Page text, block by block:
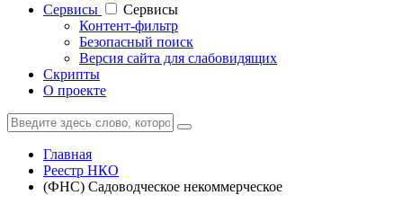
Cервисы
Cервисы
Контент-фильтр
Безопасный поиск
Версия сайта для слабовидящих
Скрипты
О проекте
Главная
Реестр НКО
(ФНС) Садоводческое некоммерческое